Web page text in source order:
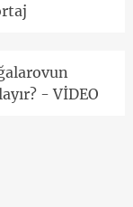
- VİDEO